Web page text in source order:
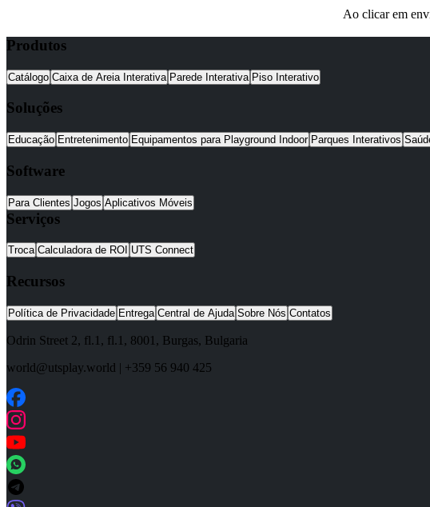
Ao clicar em
Produtos
Catálogo Caixa de Areia Interativa Parede Interativa Piso Interativo
Soluções
Educação Entretenimento Equipamentos para Playground Indoor Parques Interativos
Software
Para Clientes Jogos Aplicativos Móveis
Serviços
Troca Calculadora de ROI UTS Connect
Recursos
Política de Privacidade Entrega Central de Ajuda Sobre Nós Contatos
Odrin Street 2, fl.1 , fl.1, 8001 , Burgas, Bulgaria
world@utsplay.world | +359 56 940 425